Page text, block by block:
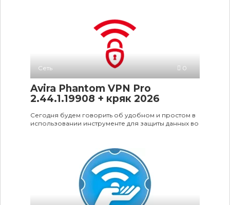
Сеть 0
Avira Phantom VPN Pro
2.44.1.19908 + кряк 2026
Сегодня будем говорить об удобном и простом в
использовании инструменте для защиты данных во